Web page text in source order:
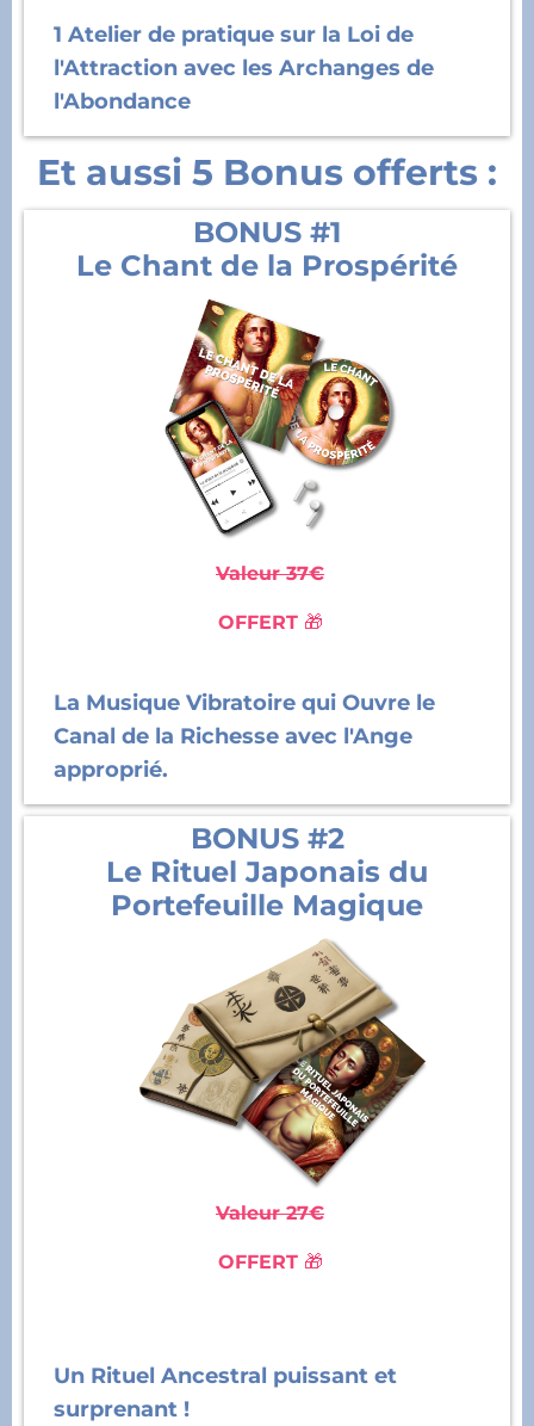
1 Atelier de pratique sur la Loi de
l'Attraction avec les Archanges de
l'Abondance
Et aussi 5 Bonus offerts :
BONUS #1
Le Chant de la Prospérité
Valeur 37€
OFFERT 🎁
La Musique Vibratoire qui Ouvre le
Canal de la Richesse avec l'Ange
approprié.
BONUS #2
Le Rituel Japonais du
Portefeuille Magique
Valeur 27€
OFFERT 🎁
Un Rituel Ancestral puissant et
surprenant !